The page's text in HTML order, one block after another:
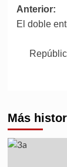
Anterior:
El doble
Más